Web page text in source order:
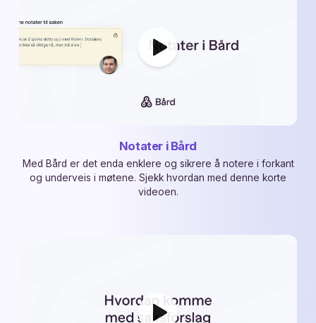
Notater i Bård
Med Bård er det enda enklere og sikrere å notere i forkant
og underveis i møtene. Sjekk hvordan med denne korte
videoen.